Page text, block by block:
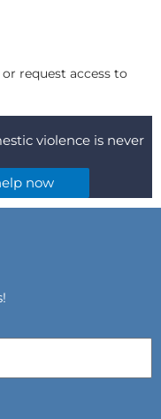
request access to
violence is never
now